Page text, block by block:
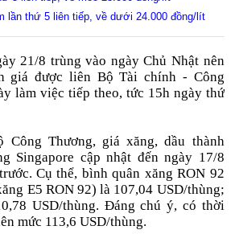
lần thứ 5 liên tiếp, về dưới 24.000 đồng/lít
21/8 trùng vào ngày Chủ Nhật nên
giá được liên Bộ Tài chính - Công
làm việc tiếp theo, tức 15h ngày thứ
Thương, giá xăng, dầu thành
Singapore cập nhật đến ngày 17/8
Cụ thể, bình quân xăng RON 92
E5 RON 92) là 107,04 USD/thùng;
USD/thùng. Đáng chú ý, có thời
mức 113,6 USD/thùng.